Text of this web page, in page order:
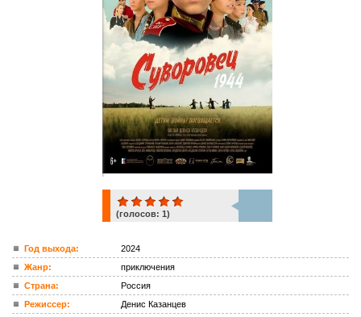
ком.
(голосов: 1)
Год выхода:
2024
Жанр:
приключения
Страна:
Россия
Режиссер:
Денис Казанцев